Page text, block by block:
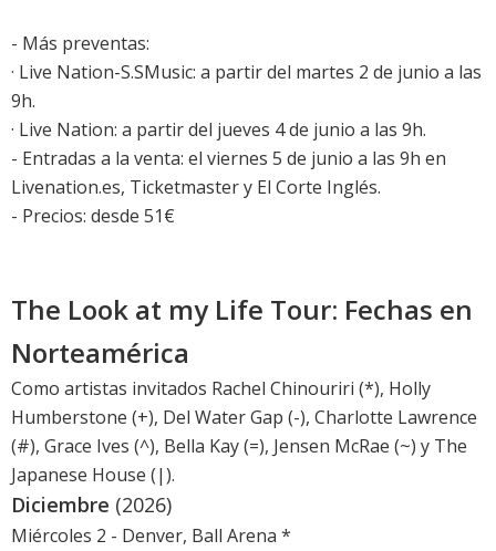
- Más preventas:
· Live Nation-S.SMusic: a partir del martes 2 de junio a las
9h.
· Live Nation: a partir del jueves 4 de junio a las 9h.
- Entradas a la venta: el viernes 5 de junio a las 9h en
Livenation.es, Ticketmaster y El Corte Inglés.
- Precios: desde 51€
The Look at my Life Tour: Fechas en
Norteamérica
Como artistas invitados Rachel Chinouriri (*), Holly
Humberstone (+), Del Water Gap (-), Charlotte Lawrence
(#), Grace Ives (^), Bella Kay (=), Jensen McRae (~) y The
Japanese House (|).
Diciembre (2026)
Miércoles 2 - Denver, Ball Arena *